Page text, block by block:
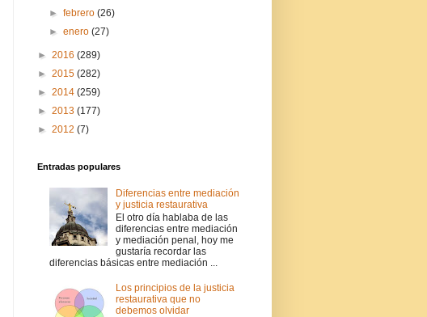
►febrero(26)
►enero(27)
► 2016 (289)
► 2015 (282)
► 2014 (259)
► 2013 (177)
► 2012 (7)
Entradas populares
Diferencias entre mediación
y justicia restaurativa
El otro día hablaba de las
diferencias entre mediación
y mediación penal, hoy me
gustaría recordar las
diferencias básicas entre mediación ...
Los principios de la justicia
restaurativa que no
debemos olvidar